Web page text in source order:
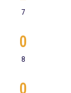
7
8
0
0